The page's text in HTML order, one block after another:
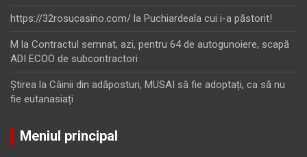
https://32rosucasino.com/ la Puchiardeala cui i-a păstorit!
M la Contractul semnat, azi, pentru 64 de autogunoiere, scapă
ADI ECOO de subcontractori
Ştirea la Câinii din adăposturi, MUSAI să fie adoptați, ca să nu
fie eutanasiați
Meniul principal